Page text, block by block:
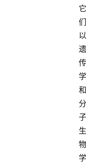
它
们
以
遗
传
学
和
分
子
生
物
学